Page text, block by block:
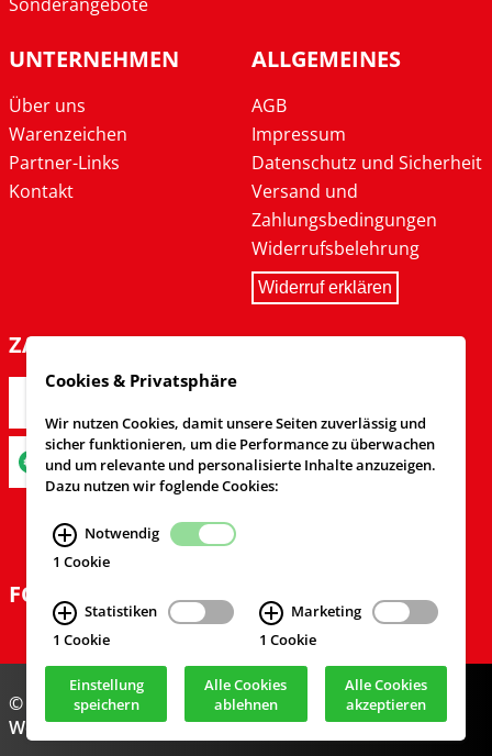
UNTERNEHMEN
Über uns
Warenzeichen
Partner-Links
Kontakt
ALLGEMEINES
AGB
Impressum
Datenschutz und Sicherheit
Versand und
Zahlungsbedingungen
Widerrufsbelehrung
Widerruf erklären
ZAHLARTEN
FOLGEN SIE UNS
© Feuerwehrversand 2024
Webdesign & Realisierungcekom GmbH, Köln
Cookies & Privatsphäre
Wir nutzen Cookies, damit unsere Seiten zuverlässig und
sicher funktionieren, um die Performance zu überwachen
und um relevante und personalisierte Inhalte anzuzeigen.
Dazu nutzen wir foglende Cookies:
Notwendig
1 Cookie
Statistiken
1 Cookie
Marketing
1 Cookie
Einstellung
speichern
Alle Cookies
ablehnen
Alle Cookies
akzeptieren